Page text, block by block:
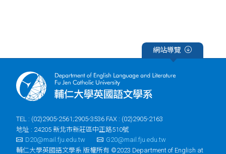
網站導覽
TEL : (02)2905-2561;2905-3536 FAX : (02)2905-2163
地址 : 24205 新北市新莊區中正路510號
D20@mail.fju.edu.tw
G20@mail.fju.edu.tw
輔仁大學英國語文學系 版權所有 ©2023 Department of English at